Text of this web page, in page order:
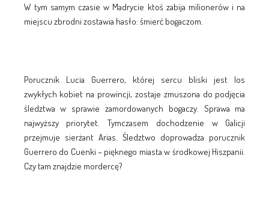
W tym samym czasie w Madrycie ktoś zabija milionerów i na
miejscu zbrodni zostawia hasło: śmierć bogaczom.
Porucznik Lucia Guerrero, której sercu bliski jest los
zwykłych kobiet na prowincji, zostaje zmuszona do podjęcia
śledztwa w sprawie zamordowanych bogaczy. Sprawa ma
najwyższy priorytet. Tymczasem dochodzenie w Galicji
przejmuje sierżant Arias. Śledztwo doprowadza porucznik
Guerrero do Cuenki – pięknego miasta w środkowej Hiszpanii.
Czy tam znajdzie mordercę?